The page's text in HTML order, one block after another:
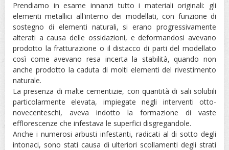
Prendiamo in esame innanzi tutto i materiali originali: gli
elementi metallici all'interno dei modellati, con funzione di
sostegno di elementi naturali, si erano progressivamente
alterati a causa delle ossidazioni, e deformandosi avevano
prodotto la fratturazione o il distacco di parti del modellato
così come avevano resa incerta la stabilità, quando non
anche prodotto la caduta di molti elementi del rivestimento
naturale.
La presenza di malte cementizie, con quantità di sali solubili
particolarmente elevata, impiegate negli interventi otto-
novecenteschi, aveva indotto la formazione di vaste
efflorescenze che infestava le superfici disgregandole.
Anche i numerosi arbusti infestanti, radicati al di sotto degli
intonaci, sono stati causa di ulteriori scollamenti degli strati